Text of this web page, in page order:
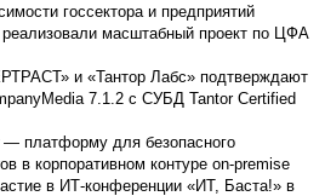
госсектора и предприятий
масштабный проект по ЦФА
и «Тантор Лабс» подтверждают
7.1.2 с СУБД Tantor Certified
— платформу для безопасного
в корпоративном контуре on-premise
в ИТ-конференции «ИТ, Баста!» в